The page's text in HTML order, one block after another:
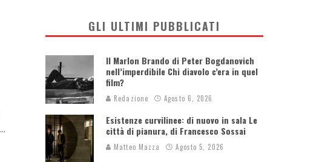
...
GLI ULTIMI PUBBLICATI
Il Marlon Brando di Peter Bogdanovich
nell’imperdibile Chi diavolo c’era in quel
film?
Redazione Agosto 6, 2026
Esistenze curvilinee: di nuovo in sala Le
città di pianura, di Francesco Sossai
Matteo Mazza Agosto 5, 2026